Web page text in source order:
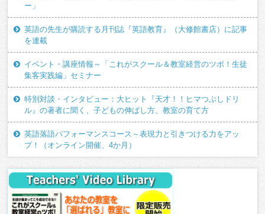
ー」
英語の先生が購読する月刊誌『英語教育』（大修館書店）に記事
を連載
イベント・講座情報～「これがスクール＆教室経営のツボ！生徒
集客実践編」セミナー
特別対談・インタビュー：大ヒット『天才！！ヒマつぶしドリ
ル』の著者に聞く、子どもの伸ばし方、教室の育て方
英語落語パフォーマンスコース～表現力と引きつける力をアッ
プ！（オンライン開催、4か月）